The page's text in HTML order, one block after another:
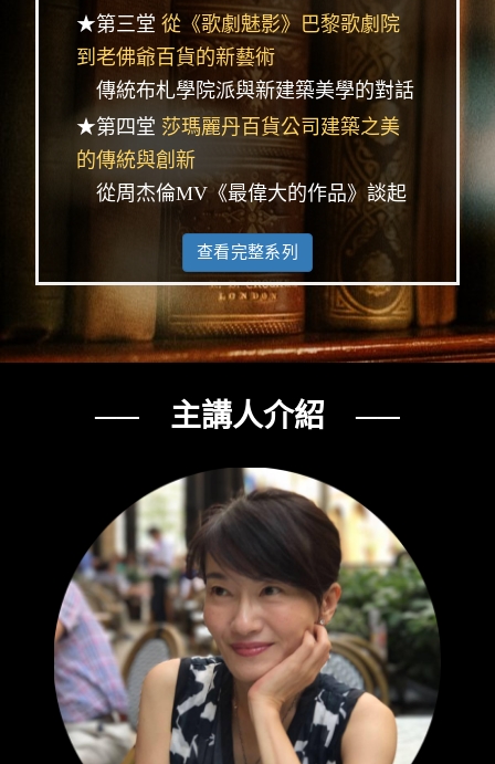
★第三堂 從《歌劇魅影》巴黎歌劇院
到老佛爺百貨的新藝術
傳統布札學院派與新建築美學的對話
★第四堂 莎瑪麗丹百貨公司建築之美
的傳統與創新
從周杰倫MV《最偉大的作品》談起
查看完整系列
── 主講人介紹 ──